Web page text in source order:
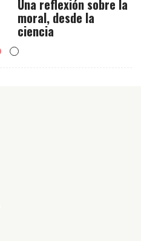
Una reflexión sobre la
moral, desde la
ciencia